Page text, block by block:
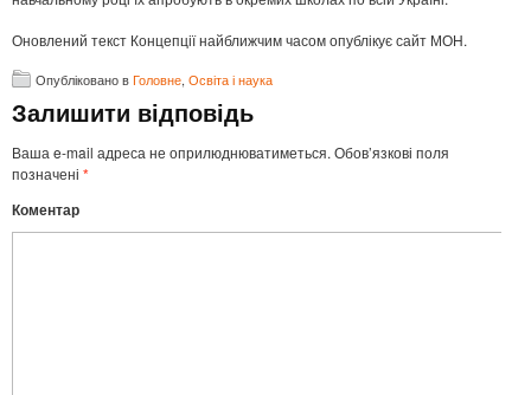
Оновлений текст Концепції найближчим часом опублікує сайт МОН.
Опубліковано вГоловне, Освіта і наука
Залишити відповідь
Ваша e-mail адреса не оприлюднюватиметься. Обов’язкові поля
позначені *
Коментар